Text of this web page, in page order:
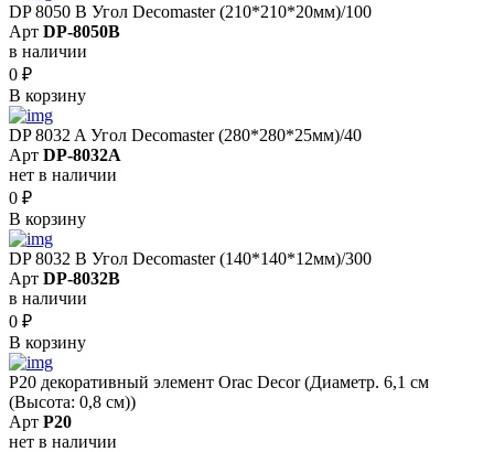
DP 8050 B Угол Decomaster (210*210*20мм)/100
Арт DP-8050B
в наличии
0 ₽
В корзину
DP 8032 A Угол Decomaster (280*280*25мм)/40
Арт DP-8032A
нет в наличии
0 ₽
В корзину
DP 8032 B Угол Decomaster (140*140*12мм)/300
Арт DP-8032B
в наличии
0 ₽
В корзину
P20 декоративный элемент Orac Decor (Диаметр. 6,1 см
(Высота: 0,8 cм))
Арт P20
нет в наличии